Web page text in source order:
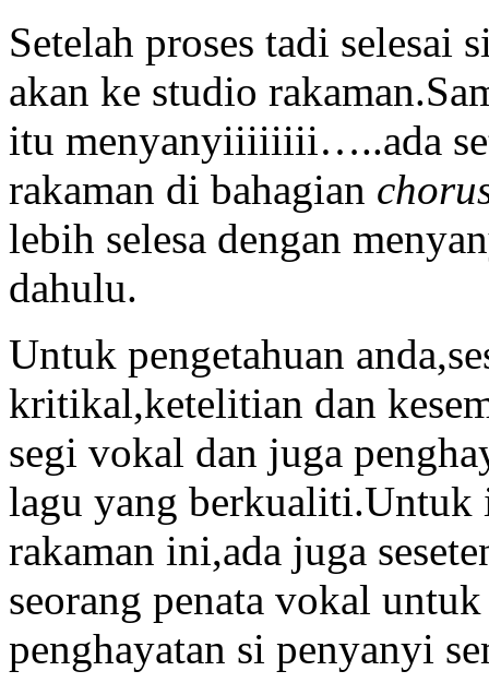
Setelah proses tadi selesai
akan ke studio
itu menyanyiiiiiiii…..ada
rakaman di bahagian
lebih selesa dengan
dahulu.
Untuk pengetahuan
kritikal,ketelitian dan
segi vokal dan juga
lagu yang berkualiti.Untuk
rakaman ini,ada juga
seorang penata vokal
penghayatan si penyanyi